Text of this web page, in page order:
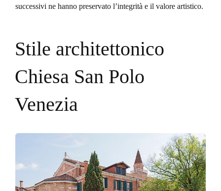
successivi ne hanno preservato l’integrità e il valore artistico.
Stile architettonico
Chiesa San Polo
Venezia